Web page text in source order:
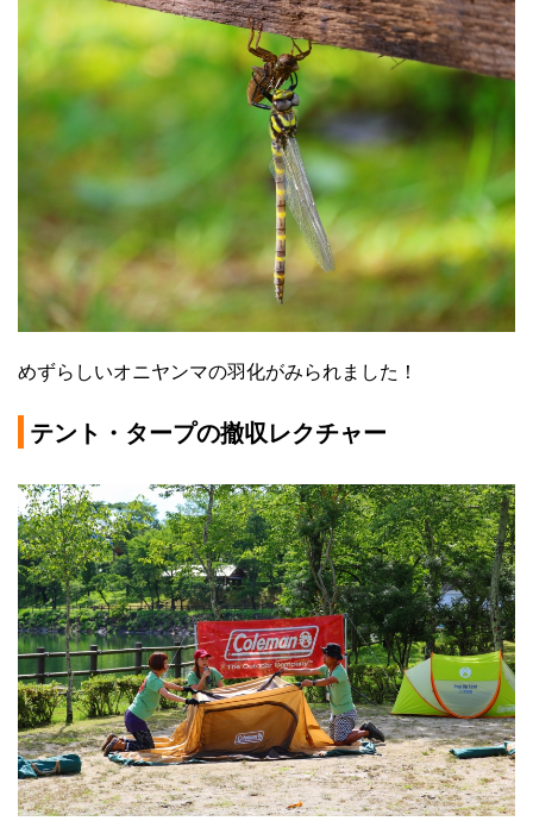
めずらしいオニヤンマの羽化がみられました！
テント・タープの撤収レクチャー